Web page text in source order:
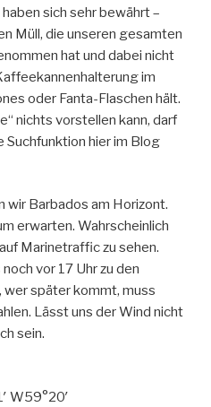
sich sehr bewährt –
Müll, die unseren gesamten
hat und dabei nicht
im
oder Fanta-Flaschen hält.
nichts vorstellen kann, darf
Suchfunktion hier im Blog
wir Barbados am Horizont.
erwarten. Wahrscheinlich
Marinetraffic zu sehen.
vor 17 Uhr zu den
wer später kommt, muss
Lässt uns der Wind nicht
sein.
W59°20′